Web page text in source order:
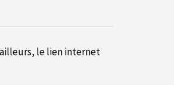
le lien internet